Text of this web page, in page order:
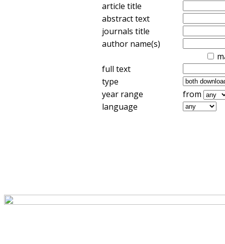
article title
abstract text
journals title
author name(s)
full text
type
year range
from
language